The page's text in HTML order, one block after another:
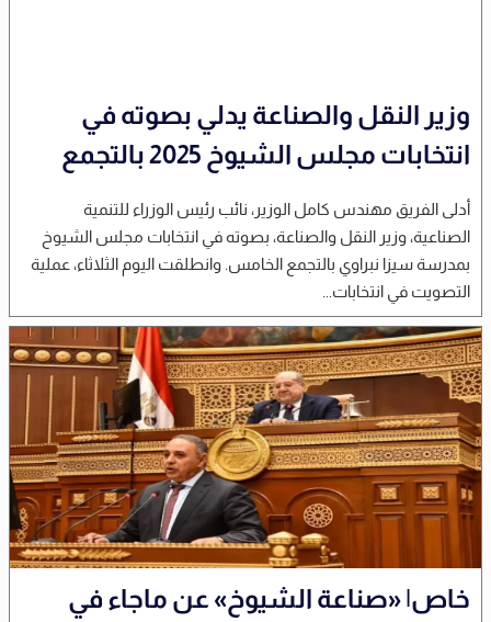
وزير النقل والصناعة يدلي بصوته في
انتخابات مجلس الشيوخ 2025 بالتجمع
أدلى الفريق مهندس كامل الوزير، نائب رئيس الوزراء للتنمية
الصناعية، وزير النقل والصناعة، بصوته في انتخابات مجلس الشيوخ
بمدرسة سيزا نبراوي بالتجمع الخامس. وانطلقت اليوم الثلاثاء، عملية
التصويت في انتخابات...
خاص| «صناعة الشيوخ» عن ماجاء في